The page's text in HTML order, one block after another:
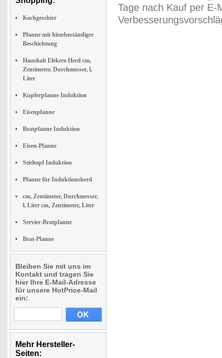
Kochgeschirr
Pfanne mit hitzebeständiger
Beschichtung
Haushalt Elektro Herd cm,
Zentimeter, Durchmesser, l,
Liter
Kupferpfanne Induktion
Eisenpfanne
Bratpfanne Induktion
Eisen-Pfanne
Stieltopf Induktion
Pfanne für Induktionsherd
cm, Zentimeter, Durchmesser,
l, Liter cm, Zentimeter, Liter
Servier-Bratpfanne
Brat-Pfanne
Bleiben Sie mit uns im
Kontakt und tragen Sie
hier Ihre E-Mail-Adresse
für unsere HotPrice-Mail
ein:
Mehr Hersteller-
Seiten:
Tage nach Kauf per E-